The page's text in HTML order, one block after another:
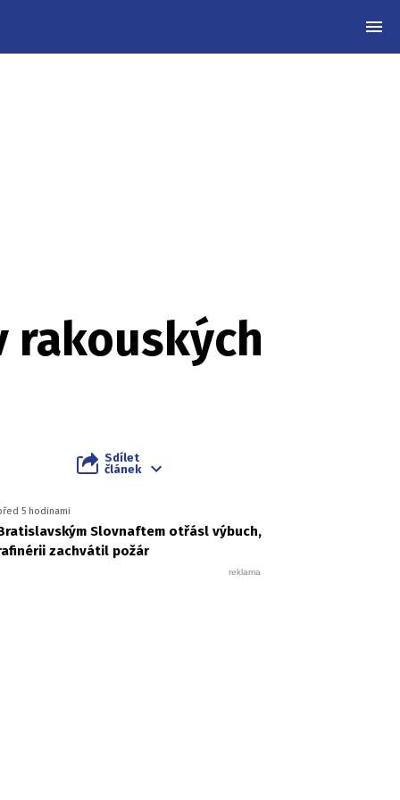
rakouských
Sdílet
článek
5 hodinami
Slovnaftem otřásl výbuch,
zachvátil požár